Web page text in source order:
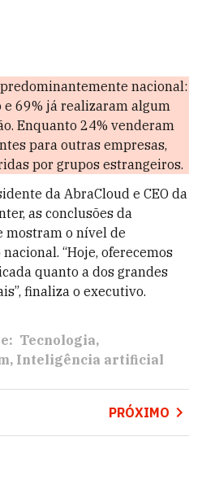
nacional:
69% já realizaram algum
Enquanto 24% venderam
para outras empresas,
por grupos estrangeiros.
da AbraCloud e CEO da
as conclusões da
mostram o nível de
“Hoje, oferecemos
quanto a dos grandes
finaliza o executivo.
Tecnologia
Inteligência artificial
PRÓXIMO